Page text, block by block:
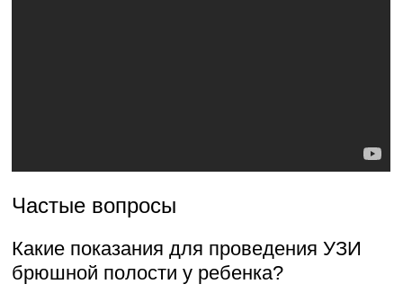
Частые вопросы
Какие показания для проведения УЗИ
брюшной полости у ребенка?